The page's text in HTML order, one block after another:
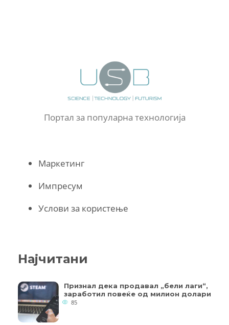
Портал за популарна технологија
Маркетинг
Импресум
Услови за користење
Најчитани
Признал дека продавал „бели лаги“,
заработил повеќе од милион долари
85